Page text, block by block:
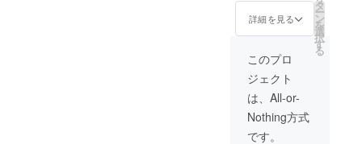
発送と
なりま
マッチ
してい
も飽き
いお肉
です。
※こちら
の画像
の稼働
は2018
ますご
ださ
い。
んな自
然豊か
す。 そ
の中で
も、特
に美味
しいと
評判の
詳細を見る
タ
ー
ン
を
選
択
す
る
このプロ
ジェクト
は、All-or-
Nothing方式
です。